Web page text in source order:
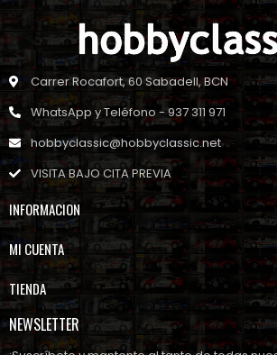
Carrer Rocafort, 60 Sabadell, BCN
WhatsApp y Teléfono - 937 311 971
hobbyclassic@hobbyclassic.net
VISITA BAJO CITA PREVIA
INFORMACION
MI CUENTA
TIENDA
NEWSLETTER